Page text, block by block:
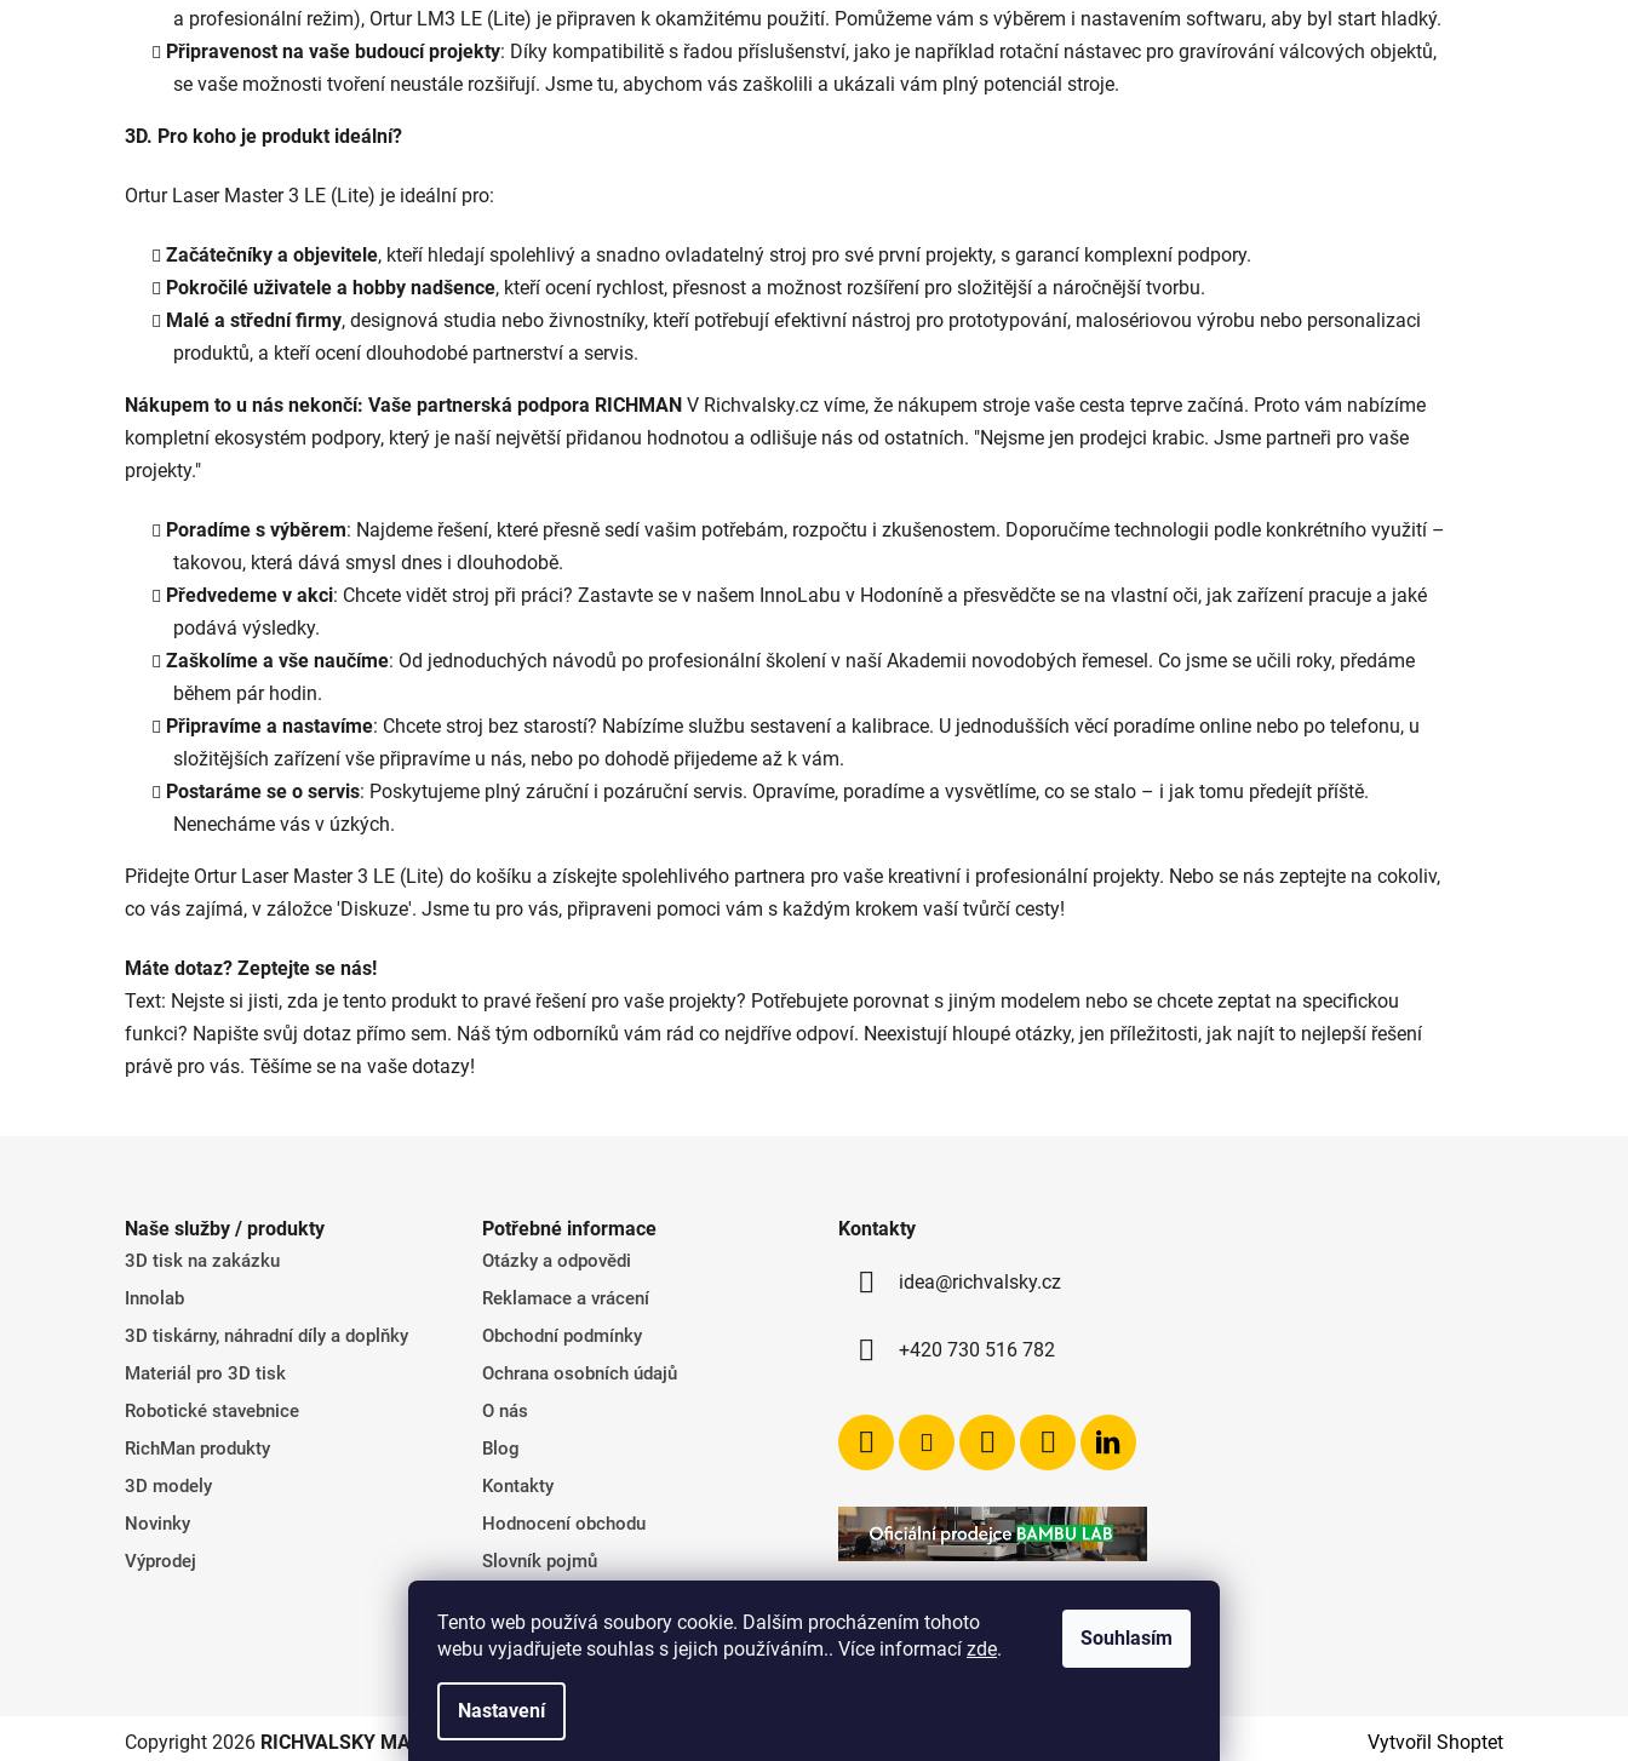
Tento web používá soubory cookie. Dalším procházením tohoto
webu vyjadřujete souhlas s jejich používáním.. Více informací zde.
Nastavení
Souhlasím
a profesionální režim), Ortur LM3 LE (Lite) je připraven k okamžitému použití. Pomůžeme vám s výběrem i nastavením softwaru, aby byl start hladký.
Připravenost na vaše budoucí projekty: Díky kompatibilitě s řadou příslušenství, jako je například rotační nástavec pro gravírování válcových objektů,
se vaše možnosti tvoření neustále rozšiřují. Jsme tu, abychom vás zaškolili a ukázali vám plný potenciál stroje.
3D. Pro koho je produkt ideální?
Ortur Laser Master 3 LE (Lite) je ideální pro:
Začátečníky a objevitele, kteří hledají spolehlivý a snadno ovladatelný stroj pro své první projekty, s garancí komplexní podpory.
Pokročilé uživatele a hobby nadšence, kteří ocení rychlost, přesnost a možnost rozšíření pro složitější a náročnější tvorbu.
Malé a střední firmy, designová studia nebo živnostníky, kteří potřebují efektivní nástroj pro prototypování, malosériovou výrobu nebo personalizaci
produktů, a kteří ocení dlouhodobé partnerství a servis.
Nákupem to u nás nekončí: Vaše partnerská podpora RICHMAN V Richvalsky.cz víme, že nákupem stroje vaše cesta teprve začíná. Proto vám nabízíme
kompletní ekosystém podpory, který je naší největší přidanou hodnotou a odlišuje nás od ostatních. "Nejsme jen prodejci krabic. Jsme partneři pro vaše
projekty."
Poradíme s výběrem: Najdeme řešení, které přesně sedí vašim potřebám, rozpočtu i zkušenostem. Doporučíme technologii podle konkrétního využití –
takovou, která dává smysl dnes i dlouhodobě.
Předvedeme v akci: Chcete vidět stroj při práci? Zastavte se v našem InnoLabu v Hodoníně a přesvědčte se na vlastní oči, jak zařízení pracuje a jaké
podává výsledky.
Zaškolíme a vše naučíme: Od jednoduchých návodů po profesionální školení v naší Akademii novodobých řemesel. Co jsme se učili roky, předáme
během pár hodin.
Připravíme a nastavíme: Chcete stroj bez starostí? Nabízíme službu sestavení a kalibrace. U jednodušších věcí poradíme online nebo po telefonu, u
složitějších zařízení vše připravíme u nás, nebo po dohodě přijedeme až k vám.
Postaráme se o servis: Poskytujeme plný záruční i pozáruční servis. Opravíme, poradíme a vysvětlíme, co se stalo – i jak tomu předejít příště.
Nenecháme vás v úzkých.
Přidejte Ortur Laser Master 3 LE (Lite) do košíku a získejte spolehlivého partnera pro vaše kreativní i profesionální projekty. Nebo se nás zeptejte na cokoliv,
co vás zajímá, v záložce 'Diskuze'. Jsme tu pro vás, připraveni pomoci vám s každým krokem vaší tvůrčí cesty!
Máte dotaz? Zeptejte se nás!
Text: Nejste si jisti, zda je tento produkt to pravé řešení pro vaše projekty? Potřebujete porovnat s jiným modelem nebo se chcete zeptat na specifickou
funkci? Napište svůj dotaz přímo sem. Náš tým odborníků vám rád co nejdříve odpoví. Neexistují hloupé otázky, jen příležitosti, jak najít to nejlepší řešení
právě pro vás. Těšíme se na vaše dotazy!
Naše služby / produkty
3D tisk na zakázku
Innolab
3D tiskárny, náhradní díly a doplňky
Materiál pro 3D tisk
Robotické stavebnice
RichMan produkty
3D modely
Novinky
Výprodej
Potřebné informace
Otázky a odpovědi
Reklamace a vrácení
Obchodní podmínky
Ochrana osobních údajů
O nás
Blog
Kontakty
Hodnocení obchodu
Slovník pojmů
Kontakty
idea@richvalsky.cz
+420 730 516 782
Vytvořil Shoptet
Copyright 2026 RICHVALSKY MANUFACTURING. Všechna práva vyhrazena.